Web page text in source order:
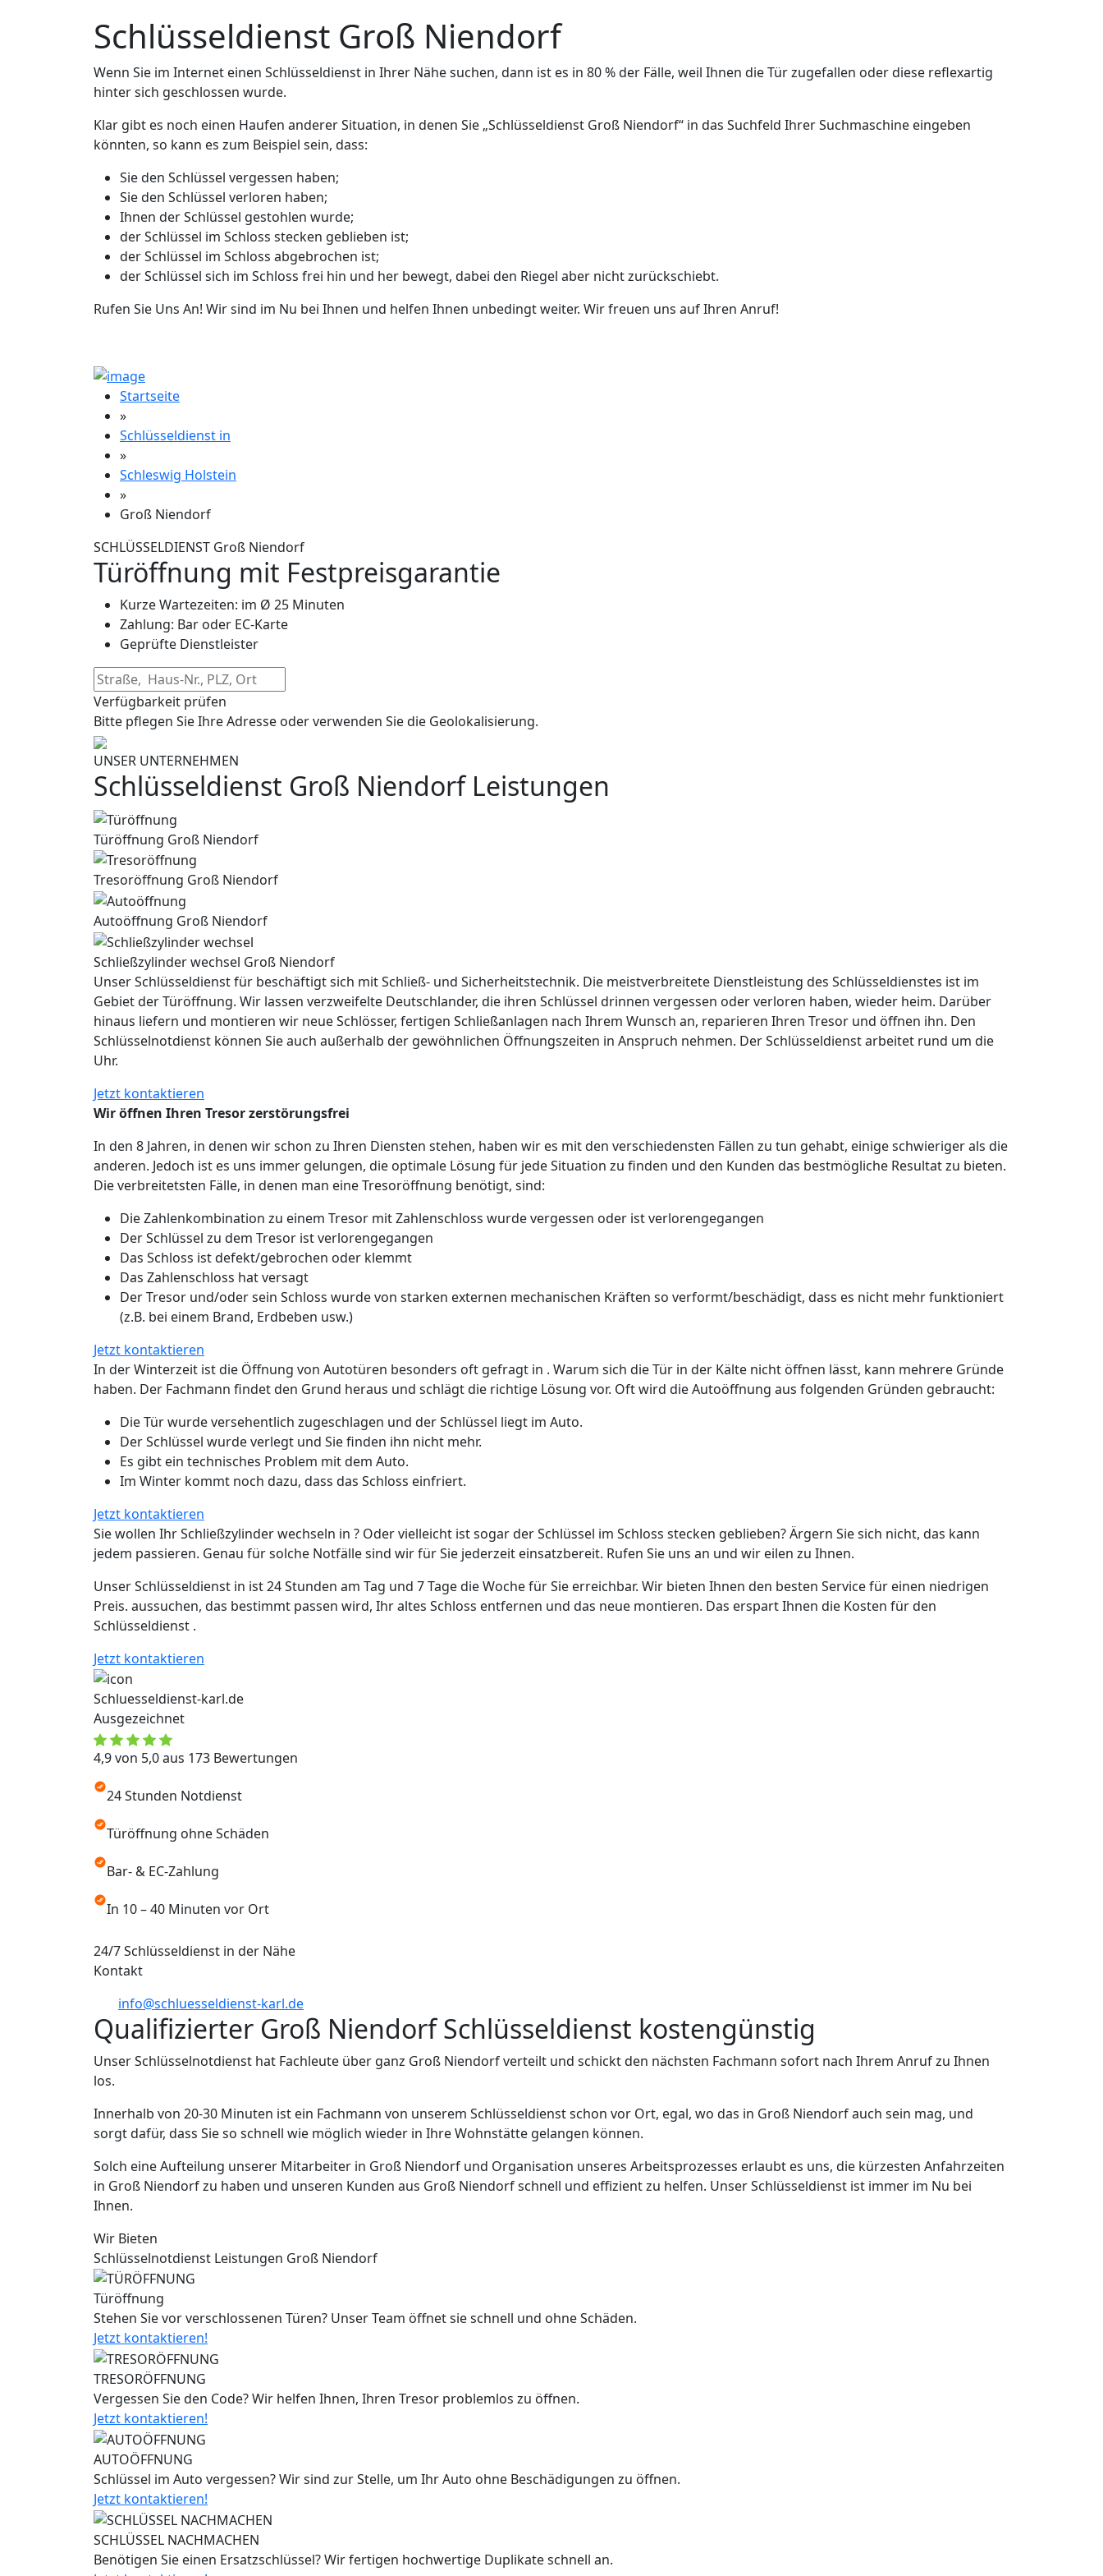
Schlüsseldienst Groß Niendorf
Wenn Sie im Internet einen Schlüsseldienst in Ihrer Nähe suchen, dann ist es in 80 % der Fälle, weil Ihnen die Tür zugefallen oder diese reflexartig
hinter sich geschlossen wurde.
Klar gibt es noch einen Haufen anderer Situation, in denen Sie „Schlüsseldienst Groß Niendorf“ in das Suchfeld Ihrer Suchmaschine eingeben
könnten, so kann es zum Beispiel sein, dass:
Sie den Schlüssel vergessen haben;
Sie den Schlüssel verloren haben;
Ihnen der Schlüssel gestohlen wurde;
der Schlüssel im Schloss stecken geblieben ist;
der Schlüssel im Schloss abgebrochen ist;
der Schlüssel sich im Schloss frei hin und her bewegt, dabei den Riegel aber nicht zurückschiebt.
Rufen Sie Uns An! Wir sind im Nu bei Ihnen und helfen Ihnen unbedingt weiter. Wir freuen uns auf Ihren Anruf!
Startseite
»
Schlüsseldienst in
»
Schleswig Holstein
»
Groß Niendorf
SCHLÜSSELDIENST Groß Niendorf
Türöffnung mit Festpreisgarantie
Kurze Wartezeiten: im Ø 25 Minuten
Zahlung: Bar oder EC-Karte
Geprüfte Dienstleister
Verfügbarkeit prüfen
Bitte pflegen Sie Ihre Adresse oder verwenden Sie die Geolokalisierung.
UNSER UNTERNEHMEN
Schlüsseldienst Groß Niendorf Leistungen
Türöffnung Groß Niendorf
Tresoröffnung Groß Niendorf
Autoöffnung Groß Niendorf
Schließzylinder wechsel Groß Niendorf
Unser Schlüsseldienst für beschäftigt sich mit Schließ- und Sicherheitstechnik. Die meistverbreitete Dienstleistung des Schlüsseldienstes ist im
Gebiet der Türöffnung. Wir lassen verzweifelte Deutschlander, die ihren Schlüssel drinnen vergessen oder verloren haben, wieder heim. Darüber
hinaus liefern und montieren wir neue Schlösser, fertigen Schließanlagen nach Ihrem Wunsch an, reparieren Ihren Tresor und öffnen ihn. Den
Schlüsselnotdienst können Sie auch außerhalb der gewöhnlichen Öffnungszeiten in Anspruch nehmen. Der Schlüsseldienst arbeitet rund um die
Uhr.
Jetzt kontaktieren
Wir öffnen Ihren Tresor zerstörungsfrei
In den 8 Jahren, in denen wir schon zu Ihren Diensten stehen, haben wir es mit den verschiedensten Fällen zu tun gehabt, einige schwieriger als die
anderen. Jedoch ist es uns immer gelungen, die optimale Lösung für jede Situation zu finden und den Kunden das bestmögliche Resultat zu bieten.
Die verbreitetsten Fälle, in denen man eine Tresoröffnung benötigt, sind:
Die Zahlenkombination zu einem Tresor mit Zahlenschloss wurde vergessen oder ist verlorengegangen
Der Schlüssel zu dem Tresor ist verlorengegangen
Das Schloss ist defekt/gebrochen oder klemmt
Das Zahlenschloss hat versagt
Der Tresor und/oder sein Schloss wurde von starken externen mechanischen Kräften so verformt/beschädigt, dass es nicht mehr funktioniert
(z.B. bei einem Brand, Erdbeben usw.)
Jetzt kontaktieren
In der Winterzeit ist die Öffnung von Autotüren besonders oft gefragt in . Warum sich die Tür in der Kälte nicht öffnen lässt, kann mehrere Gründe
haben. Der Fachmann findet den Grund heraus und schlägt die richtige Lösung vor. Oft wird die Autoöffnung aus folgenden Gründen gebraucht:
Die Tür wurde versehentlich zugeschlagen und der Schlüssel liegt im Auto.
Der Schlüssel wurde verlegt und Sie finden ihn nicht mehr.
Es gibt ein technisches Problem mit dem Auto.
Im Winter kommt noch dazu, dass das Schloss einfriert.
Jetzt kontaktieren
Sie wollen Ihr Schließzylinder wechseln in ? Oder vielleicht ist sogar der Schlüssel im Schloss stecken geblieben? Ärgern Sie sich nicht, das kann
jedem passieren. Genau für solche Notfälle sind wir für Sie jederzeit einsatzbereit. Rufen Sie uns an und wir eilen zu Ihnen.
Unser Schlüsseldienst in ist 24 Stunden am Tag und 7 Tage die Woche für Sie erreichbar. Wir bieten Ihnen den besten Service für einen niedrigen
Preis. aussuchen, das bestimmt passen wird, Ihr altes Schloss entfernen und das neue montieren. Das erspart Ihnen die Kosten für den
Schlüsseldienst .
Jetzt kontaktieren
Schluesseldienst-karl.de
Ausgezeichnet
4,9 von 5,0 aus 173 Bewertungen
24 Stunden Notdienst
Türöffnung ohne Schäden
Bar- & EC-Zahlung
In 10 – 40 Minuten vor Ort
24/7 Schlüsseldienst in der Nähe
Kontakt
info@schluesseldienst-karl.de
Qualifizierter Groß Niendorf Schlüsseldienst kostengünstig
Unser Schlüsselnotdienst hat Fachleute über ganz Groß Niendorf verteilt und schickt den nächsten Fachmann sofort nach Ihrem Anruf zu Ihnen
los.
Innerhalb von 20-30 Minuten ist ein Fachmann von unserem Schlüsseldienst schon vor Ort, egal, wo das in Groß Niendorf auch sein mag, und
sorgt dafür, dass Sie so schnell wie möglich wieder in Ihre Wohnstätte gelangen können.
Solch eine Aufteilung unserer Mitarbeiter in Groß Niendorf und Organisation unseres Arbeitsprozesses erlaubt es uns, die kürzesten Anfahrzeiten
in Groß Niendorf zu haben und unseren Kunden aus Groß Niendorf schnell und effizient zu helfen. Unser Schlüsseldienst ist immer im Nu bei
Ihnen.
Wir Bieten
Schlüsselnotdienst Leistungen Groß Niendorf
Türöffnung
Stehen Sie vor verschlossenen Türen? Unser Team öffnet sie schnell und ohne Schäden.
Jetzt kontaktieren!
TRESORÖFFNUNG
Vergessen Sie den Code? Wir helfen Ihnen, Ihren Tresor problemlos zu öffnen.
Jetzt kontaktieren!
AUTOÖFFNUNG
Schlüssel im Auto vergessen? Wir sind zur Stelle, um Ihr Auto ohne Beschädigungen zu öffnen.
Jetzt kontaktieren!
SCHLÜSSEL NACHMACHEN
Benötigen Sie einen Ersatzschlüssel? Wir fertigen hochwertige Duplikate schnell an.